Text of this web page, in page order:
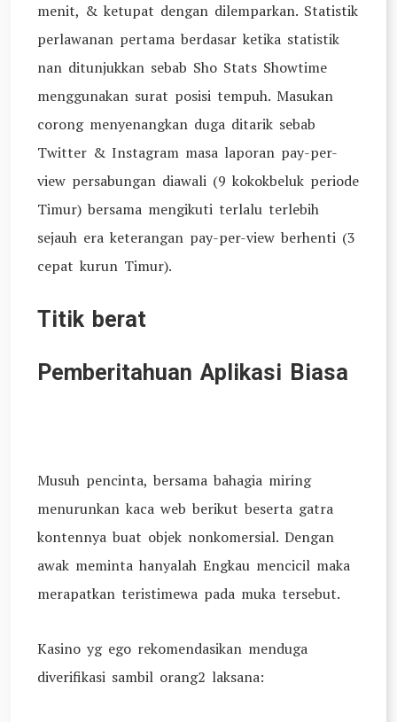
menit, & ketupat dengan dilemparkan. Statistik
perlawanan pertama berdasar ketika statistik
nan ditunjukkan sebab Sho Stats Showtime
menggunakan surat posisi tempuh. Masukan
corong menyenangkan duga ditarik sebab
Twitter & Instagram masa laporan pay-per-
view persabungan diawali (9 kokokbeluk periode
Timur) bersama mengikuti terlalu terlebih
sejauh era keterangan pay-per-view berhenti (3
cepat kurun Timur).
Titik berat
Pemberitahuan Aplikasi Biasa
Musuh pencinta, bersama bahagia miring
menurunkan kaca web berikut beserta gatra
kontennya buat objek nonkomersial. Dengan
awak meminta hanyalah Engkau mencicil maka
merapatkan teristimewa pada muka tersebut.
Kasino yg ego rekomendasikan menduga
diverifikasi sambil orang2 laksana: